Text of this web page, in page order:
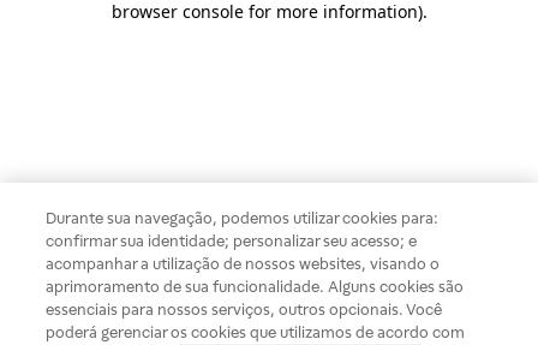
browser console for more information).
Durante sua navegação, podemos utilizar cookies para:
confirmar sua identidade; personalizar seu acesso; e
acompanhar a utilização de nossos websites, visando o
aprimoramento de sua funcionalidade. Alguns cookies são
essenciais para nossos serviços, outros opcionais. Você
poderá gerenciar os cookies que utilizamos de acordo com